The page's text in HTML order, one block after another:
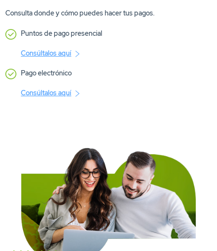
Consulta donde y cómo puedes hacer tus pagos.
Puntos de pago presencial
Consúltalos aquí
Pago electrónico
Consúltalos aquí